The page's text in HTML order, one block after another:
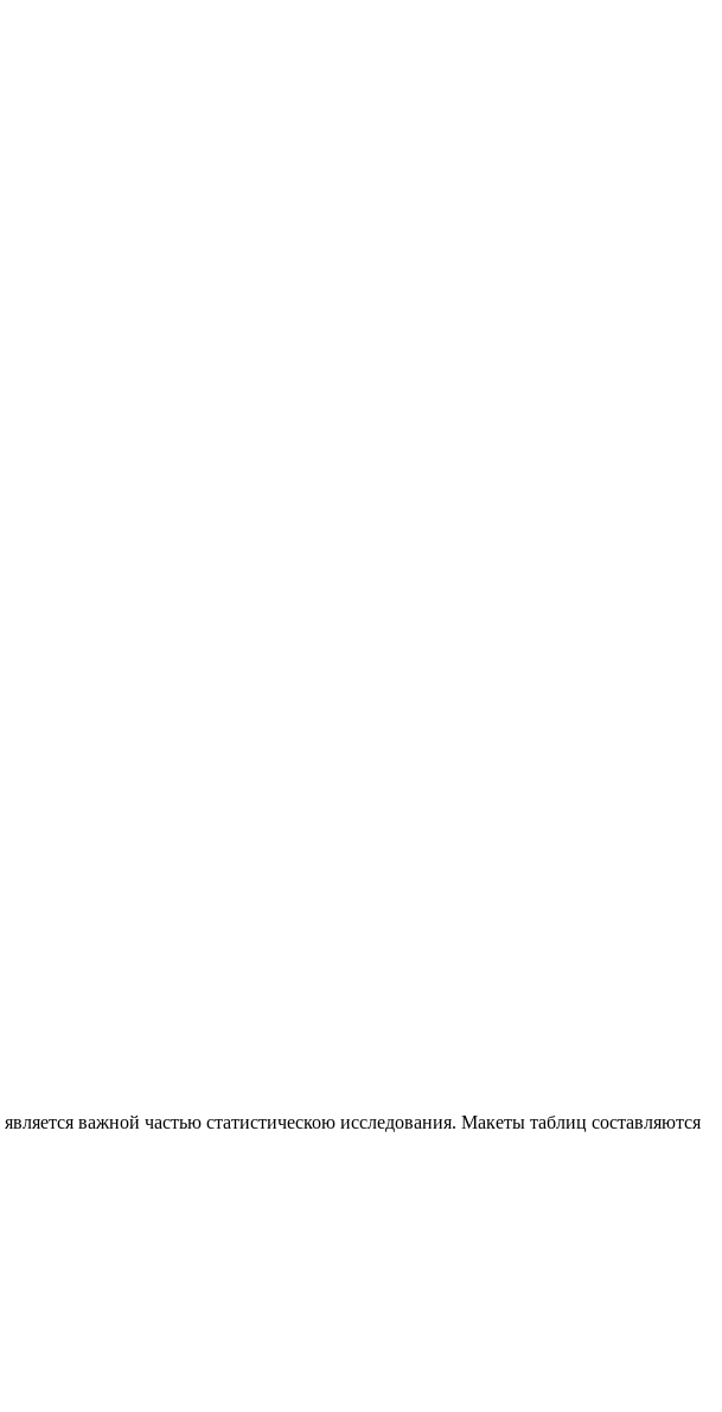
важной частью статистическою исследования. Макеты таблиц составляются